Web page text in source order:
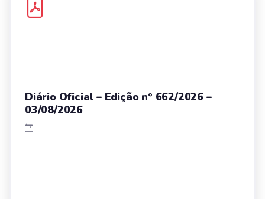
Diário Oficial – Edição nº 662/2026 –
03/08/2026